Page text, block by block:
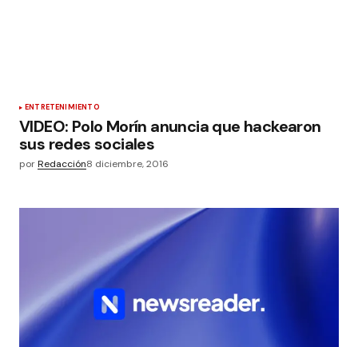
ENTRETENIMIENTO
VIDEO: Polo Morín anuncia que hackearon
sus redes sociales
porRedacción8 diciembre, 2016